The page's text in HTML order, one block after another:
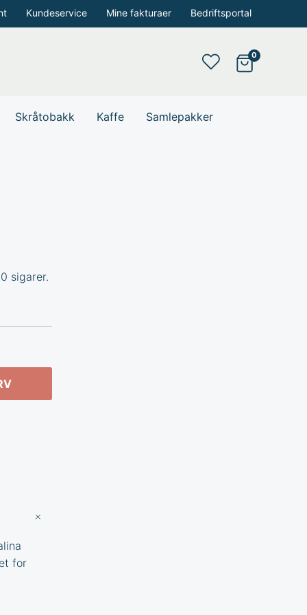
Kundeservice Mine fakturaer Bedriftsportal
Skråtobakk Kaffe Samlepakker
sigarer.
for